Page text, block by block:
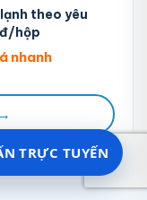
theo yêu
hộp
nhanh
→
TRỰC TUYẾN